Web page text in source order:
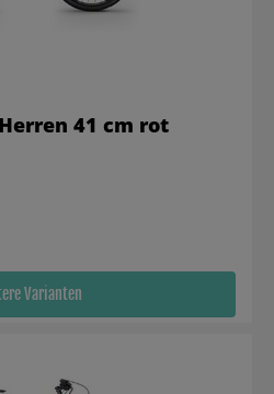
Varianten
41 cm rot